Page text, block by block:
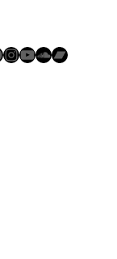
InstagramYouTube SoundCloud Bandcamp